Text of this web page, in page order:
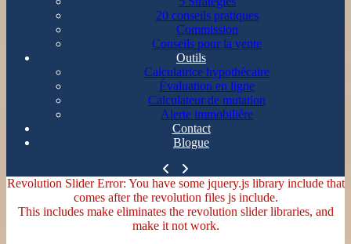
20 conseils pratiques
Commission
Conseils pour la vente
Outils
Calculatrice hypothécaire
Évaluation en ligne
Calculateur de mutation
Alerte immobilière
Contact
Blogue
Revolution Slider Error: You have some jquery.js library include that
comes after the revolution files js include.
This includes make eliminates the revolution slider libraries, and
make it not work.